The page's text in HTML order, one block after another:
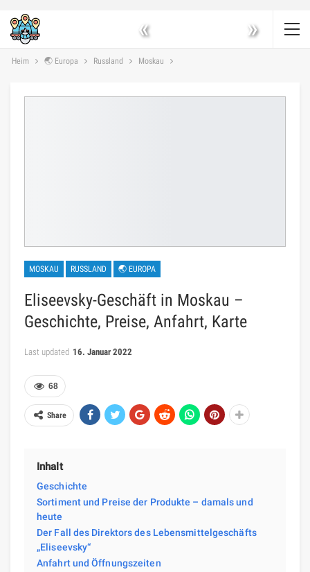
« »
Heim 🌏 Europa Russland Moskau
MOSKAU RUSSLAND 🌏 EUROPA
Eliseevsky-Geschäft in Moskau –
Geschichte, Preise, Anfahrt, Karte
Last updated 16. Januar 2022
68
Share
Inhalt
Geschichte
Sortiment und Preise der Produkte – damals und
heute
Der Fall des Direktors des Lebensmittelgeschäfts
„Eliseevsky“
Anfahrt und Öffnungszeiten